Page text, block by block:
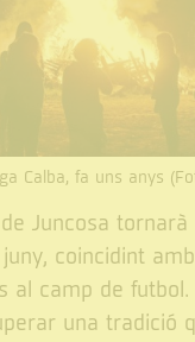
Calba, fa uns anys
Juncosa
coincidint
al camp de
una tradició